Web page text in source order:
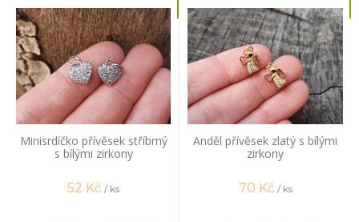
Minisrdíčko přívěsek stříbrný
s bílými zirkony
52 Kč / ks
Anděl přívěsek zlatý s bílými
zirkony
70 Kč / ks